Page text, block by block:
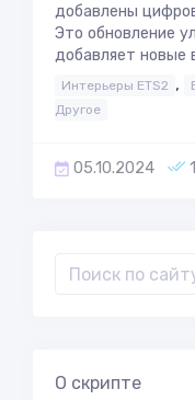
добавлены
Это обновление
добавляет новые
Интерьеры ETS2 ,
Другое
05.10.2024
О скрипте